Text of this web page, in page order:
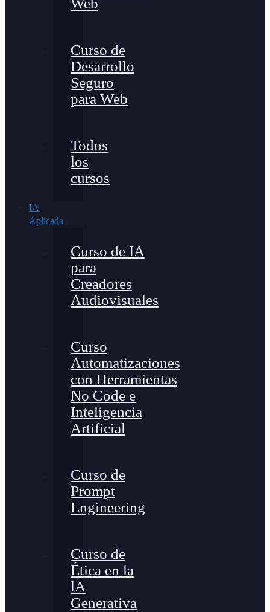
Web
Curso de
Desarrollo
Seguro
para Web
Todos
los
cursos
IA
Aplicada
Curso de IA
para
Creadores
Audiovisuales
Curso
Automatizaciones
con Herramientas
No Code e
Inteligencia
Artificial
Curso de
Prompt
Engineering
Curso de
Ética en la
lA
Generativa